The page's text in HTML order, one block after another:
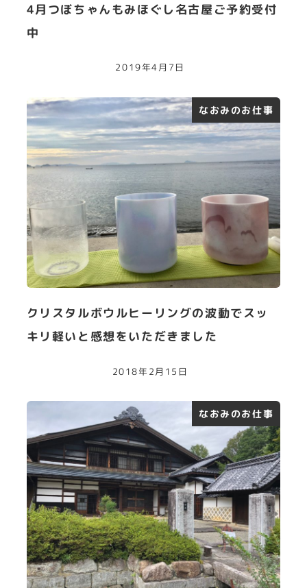
4月つぼちゃんもみほぐし名古屋ご予約受付
中
2019年4月7日
なおみのお仕事
クリスタルボウルヒーリングの波動でスッ
キリ軽いと感想をいただきました
2018年2月15日
なおみのお仕事